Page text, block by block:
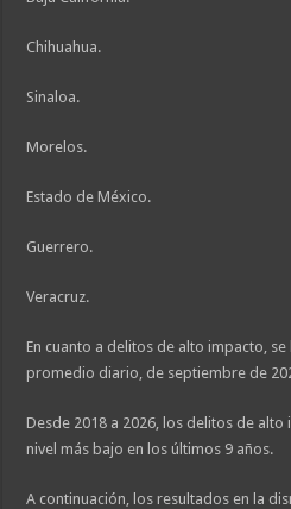
Chihuahua.
Sinaloa.
Morelos.
Estado de México.
Guerrero.
Veracruz.
En cuanto a delitos de alto impacto,
promedio diario, de septiembre de
Desde 2018 a 2026, los delitos de alto
nivel más bajo en los últimos 9 años.
A continuación, los resultados en la